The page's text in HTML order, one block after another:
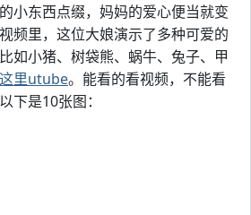
小东西点缀，妈妈的爱心便当就变
频里，这位大娘演示了多种可爱的
如小猪、树袋熊、蜗牛、兔子、甲
里utube。能看的看视频，不能看
下是10张图：